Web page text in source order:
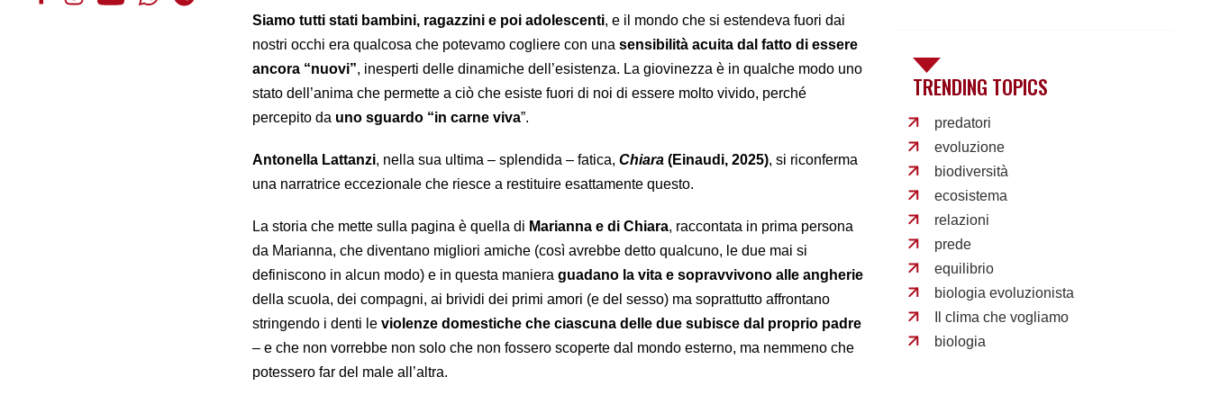
Siamo tutti stati bambini, ragazzini e poi adolescenti, e il mondo che si estendeva fuori dai
nostri occhi era qualcosa che potevamo cogliere con una sensibilità acuita dal fatto di essere
ancora “nuovi”, inesperti delle dinamiche dell’esistenza. La giovinezza è in qualche modo uno
stato dell’anima che permette a ciò che esiste fuori di noi di essere molto vivido, perché
percepito da uno sguardo “in carne viva”.
Antonella Lattanzi, nella sua ultima – splendida – fatica, Chiara (Einaudi, 2025), si riconferma
una narratrice eccezionale che riesce a restituire esattamente questo.
La storia che mette sulla pagina è quella di Marianna e di Chiara, raccontata in prima persona
da Marianna, che diventano migliori amiche (così avrebbe detto qualcuno, le due mai si
definiscono in alcun modo) e in questa maniera guadano la vita e sopravvivono alle angherie
della scuola, dei compagni, ai brividi dei primi amori (e del sesso) ma soprattutto affrontano
stringendo i denti le violenze domestiche che ciascuna delle due subisce dal proprio padre
– e che non vorrebbe non solo che non fossero scoperte dal mondo esterno, ma nemmeno che
potessero far del male all’altra.
TRENDING TOPICS
predatori
evoluzione
biodiversità
ecosistema
relazioni
prede
equilibrio
biologia evoluzionista
Il clima che vogliamo
biologia